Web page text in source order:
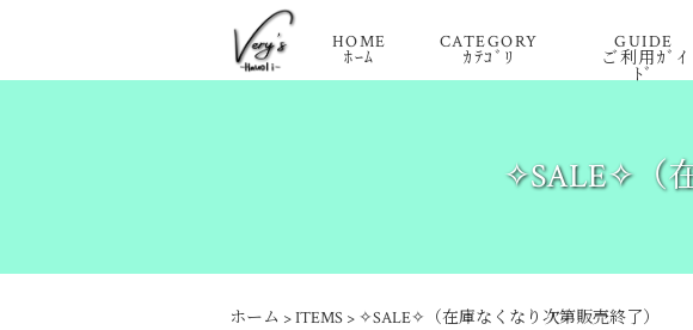
HOME
ﾎｰﾑ
CATEGORY
ｶﾃｺﾞﾘ
GUIDE
ご利用ｶﾞｲ
ﾄﾞ
✧SALE✧（
ホーム >ITEMS > ✧SALE✧（在庫なくなり次第販売終了）